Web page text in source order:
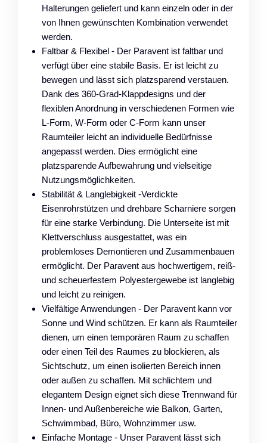
Halterungen geliefert und kann einzeln oder in der
von Ihnen gewünschten Kombination verwendet
werden.
Faltbar & Flexibel - Der Paravent ist faltbar und
verfügt über eine stabile Basis. Er ist leicht zu
bewegen und lässt sich platzsparend verstauen.
Dank des 360-Grad-Klappdesigns und der
flexiblen Anordnung in verschiedenen Formen wie
L-Form, W-Form oder C-Form kann unser
Raumteiler leicht an individuelle Bedürfnisse
angepasst werden. Dies ermöglicht eine
platzsparende Aufbewahrung und vielseitige
Nutzungsmöglichkeiten.
Stabilität & Langlebigkeit -Verdickte
Eisenrohrstützen und drehbare Scharniere sorgen
für eine starke Verbindung. Die Unterseite ist mit
Klettverschluss ausgestattet, was ein
problemloses Demontieren und Zusammenbauen
ermöglicht. Der Paravent aus hochwertigem, reiß-
und scheuerfestem Polyestergewebe ist langlebig
und leicht zu reinigen.
Vielfältige Anwendungen - Der Paravent kann vor
Sonne und Wind schützen. Er kann als Raumteiler
dienen, um einen temporären Raum zu schaffen
oder einen Teil des Raumes zu blockieren, als
Sichtschutz, um einen isolierten Bereich innen
oder außen zu schaffen. Mit schlichtem und
elegantem Design eignet sich diese Trennwand für
Innen- und Außenbereiche wie Balkon, Garten,
Schwimmbad, Büro, Wohnzimmer usw.
Einfache Montage - Unser Paravent lässt sich